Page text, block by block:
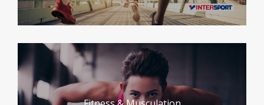
Fitness & Musculation